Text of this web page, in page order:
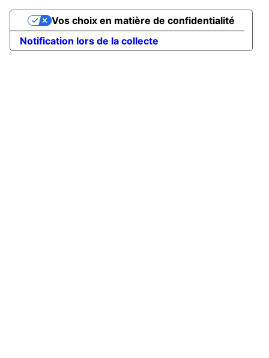
Notification lors de la collecte
Vos choix en matière de confidentialité